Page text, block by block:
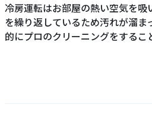
冷房運転はお部屋の熱い空気を
を繰り返しているため汚れが溜
的にプロのクリーニングをするこ